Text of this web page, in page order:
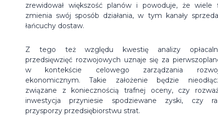
zrewidował większość planów i powoduje, że wiele
zmienia swój sposób działania, w tym kanały
łańcuchy dostaw.
Z tego też względu kwestię analizy
przedsięwzięć rozwojowych uznaje się za
w kontekście celowego zarządzania
ekonomicznym. Takie założenie będzie
związane z koniecznością trafnej oceny, czy
inwestycja przyniesie spodziewane zyski, czy
przysporzy przedsiębiorstwu strat.